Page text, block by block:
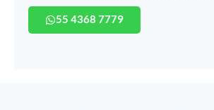
55 4368 7779